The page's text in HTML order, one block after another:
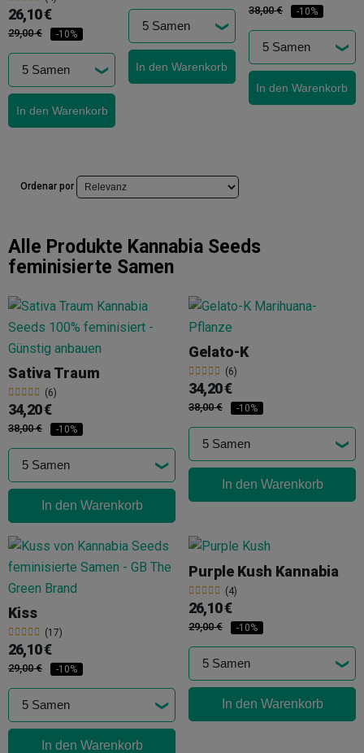
26,10 €
29,00 € -10%
In den Warenkorb
In den Warenkorb
38,00 € -10%
In den Warenkorb
Ordenar por
Alle Produkte Kannabia Seeds
feminisierte Samen
Sativa Traum
(6)
34,20 €
38,00 € -10%
In den Warenkorb
Gelato-K
(6)
34,20 €
38,00 € -10%
In den Warenkorb
Kiss
(17)
26,10 €
29,00 € -10%
In den Warenkorb
Purple Kush Kannabia
(4)
26,10 €
29,00 € -10%
In den Warenkorb